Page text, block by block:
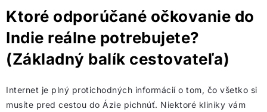
Ktoré odporúčané očkovanie do
Indie reálne potrebujete?
(Základný balík cestovateľa)
Internet je plný protichodných informácií o tom, čo všetko si
musíte pred cestou do Ázie pichnúť. Niektoré kliniky vám